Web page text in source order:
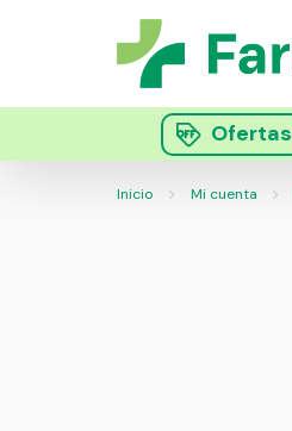
Ofertas
Inicio Mi cuenta